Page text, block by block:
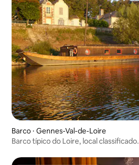
Barco ⋅ Gennes-Val-de-Loire
Barco típico do Loire, local classificado.